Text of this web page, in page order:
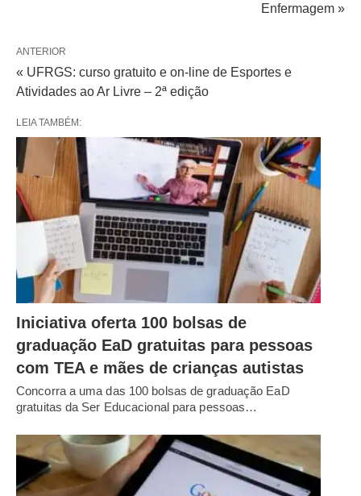
Enfermagem »
ANTERIOR
« UFRGS: curso gratuito e on-line de Esportes e
Atividades ao Ar Livre – 2ª edição
LEIA TAMBÉM:
Iniciativa oferta 100 bolsas de
graduação EaD gratuitas para pessoas
com TEA e mães de crianças autistas
Concorra a uma das 100 bolsas de graduação EaD
gratuitas da Ser Educacional para pessoas…